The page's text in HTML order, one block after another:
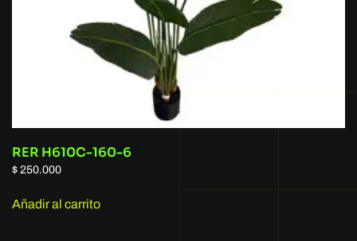
RER H610C-160-6
$ 250.000
Añadir al carrito